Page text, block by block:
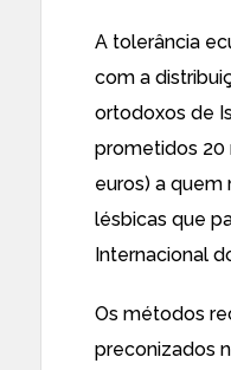
A tolerância
com a
ortodoxos de
prometidos 20
euros) a quem
lésbicas que
Internacional
Os métodos
preconizados